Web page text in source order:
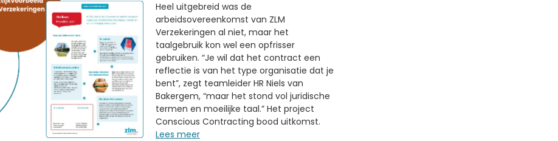
Heel uitgebreid was de
arbeidsovereenkomst van ZLM
Verzekeringen al niet, maar het
taalgebruik kon wel een opfrisser
gebruiken. “Je wil dat het contract een
reflectie is van het type organisatie dat je
bent”, zegt teamleider HR Niels van
Bakergem, “maar het stond vol juridische
termen en moeilijke taal.” Het project
Conscious Contracting bood uitkomst.
Lees meer